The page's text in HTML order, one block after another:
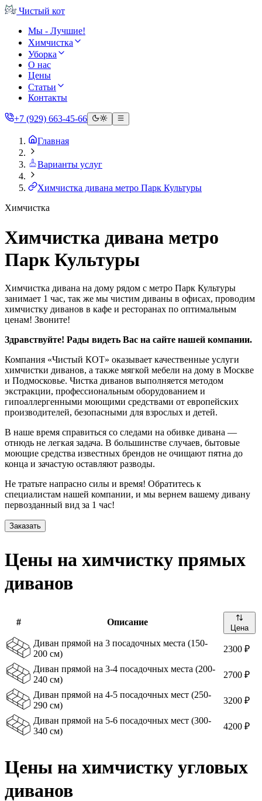
Чистый кот
Мы - Лучшие!
Химчистка
Уборка
О нас
Цены
Статьи
Контакты
+7 (929) 663-45-66
Главная
Варианты услуг
Химчистка дивана метро Парк Культуры
Химчистка
Химчистка дивана метро
Парк Культуры
Химчистка дивана на дому рядом с метро Парк Культуры
занимает 1 час, так же мы чистим диваны в офисах, проводим
химчистку диванов в кафе и ресторанах по оптимальным
ценам! Звоните!
Здравствуйте! Рады видеть Вас на сайте нашей компании.
Компания «Чистый КОТ» оказывает качественные услуги
химчистки диванов, а также мягкой мебели на дому в Москве
и Подмосковье. Чистка диванов выполняется методом
экстракции, профессиональным оборудованием и
гипоаллергенными моющими средствами от европейских
производителей, безопасными для взрослых и детей.
В наше время справиться со следами на обивке дивана —
отнюдь не легкая задача. В большинстве случаев, бытовые
моющие средства известных брендов не очищают пятна до
конца и зачастую оставляют разводы.
Не тратьте напрасно силы и время! Обратитесь к
специалистам нашей компании, и мы вернем вашему дивану
первозданный вид за 1 час!
Заказать
Цены на химчистку прямых
диванов
# Описание
Цена
Диван прямой на 3 посадочных места (150-
200 см)
2300 ₽
Диван прямой на 3-4 посадочных места (200-
240 см)
2700 ₽
Диван прямой на 4-5 посадочных мест (250-
290 см)
3200 ₽
Диван прямой на 5-6 посадочных мест (300-
340 см)
4200 ₽
Цены на химчистку угловых
диванов